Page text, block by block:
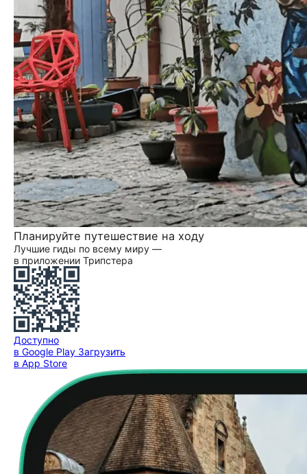
Планируйте путешествие на ходу
Лучшие гиды по всему миру —
в приложении Трипстера
Доступно
в Google Play Загрузить
в App Store